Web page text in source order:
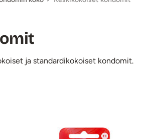
ja standardikokoiset kondomit.